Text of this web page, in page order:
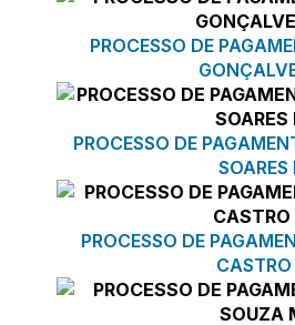
PROCESSO DE
PROCESSO DE
SOARES
PROCESSO DE
CASTRO